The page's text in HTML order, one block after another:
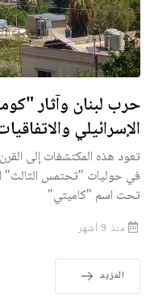
حرب لبنان وآثار
الإسرائيلي
تعود هذه المكتشفات إلى
في حوليات "تحتمس الثالث"
تحت اسم "كاميتي"
منذ 9 أشهر
المزيد